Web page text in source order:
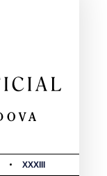
XXXIII